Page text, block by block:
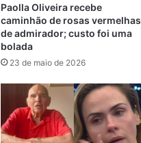
Paolla Oliveira recebe
caminhão de rosas vermelhas
de admirador; custo foi uma
bolada
23 de maio de 2026